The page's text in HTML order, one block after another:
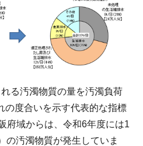
る汚濁物質の量を汚濁負荷
の度合いを示す代表的な指標
府域からは、令和6年度には1
の汚濁物質が発生していま